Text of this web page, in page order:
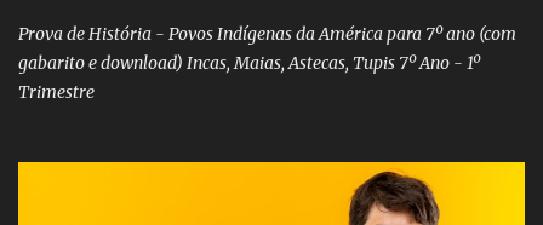
Prova de História - Povos Indígenas da América para 7º ano (com
gabarito e download) Incas, Maias, Astecas, Tupis 7º Ano - 1º
Trimestre